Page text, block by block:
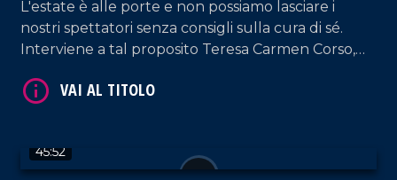
L'estate è alle porte e non possiamo lasciare i
nostri spettatori senza consigli sulla cura di sé.
Interviene a tal proposito Teresa Carmen Corso,
styling. Nel corso della puntata, collegamento con
45:52
VAI AL TITOLO